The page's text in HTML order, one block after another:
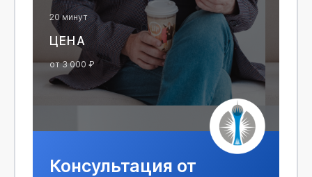
20 минут
ЦЕНА
от 3 000 ₽
Консультация от